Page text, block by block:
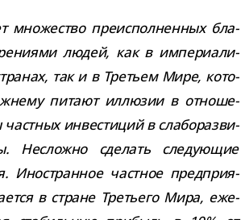
мно­же­ство пре­ис­пол­нен­ных бла­
людей, как в импе­ри­а­ли­
так и в Третьем Мире, кото­
питают иллю­зии в отно­ше­
инве­сти­ций в сла­бо­раз­ви­
Несложно сде­лать сле­ду­ю­щие
Иностранное част­ное пред­при­я­
в стране Третьего Мира, еже­